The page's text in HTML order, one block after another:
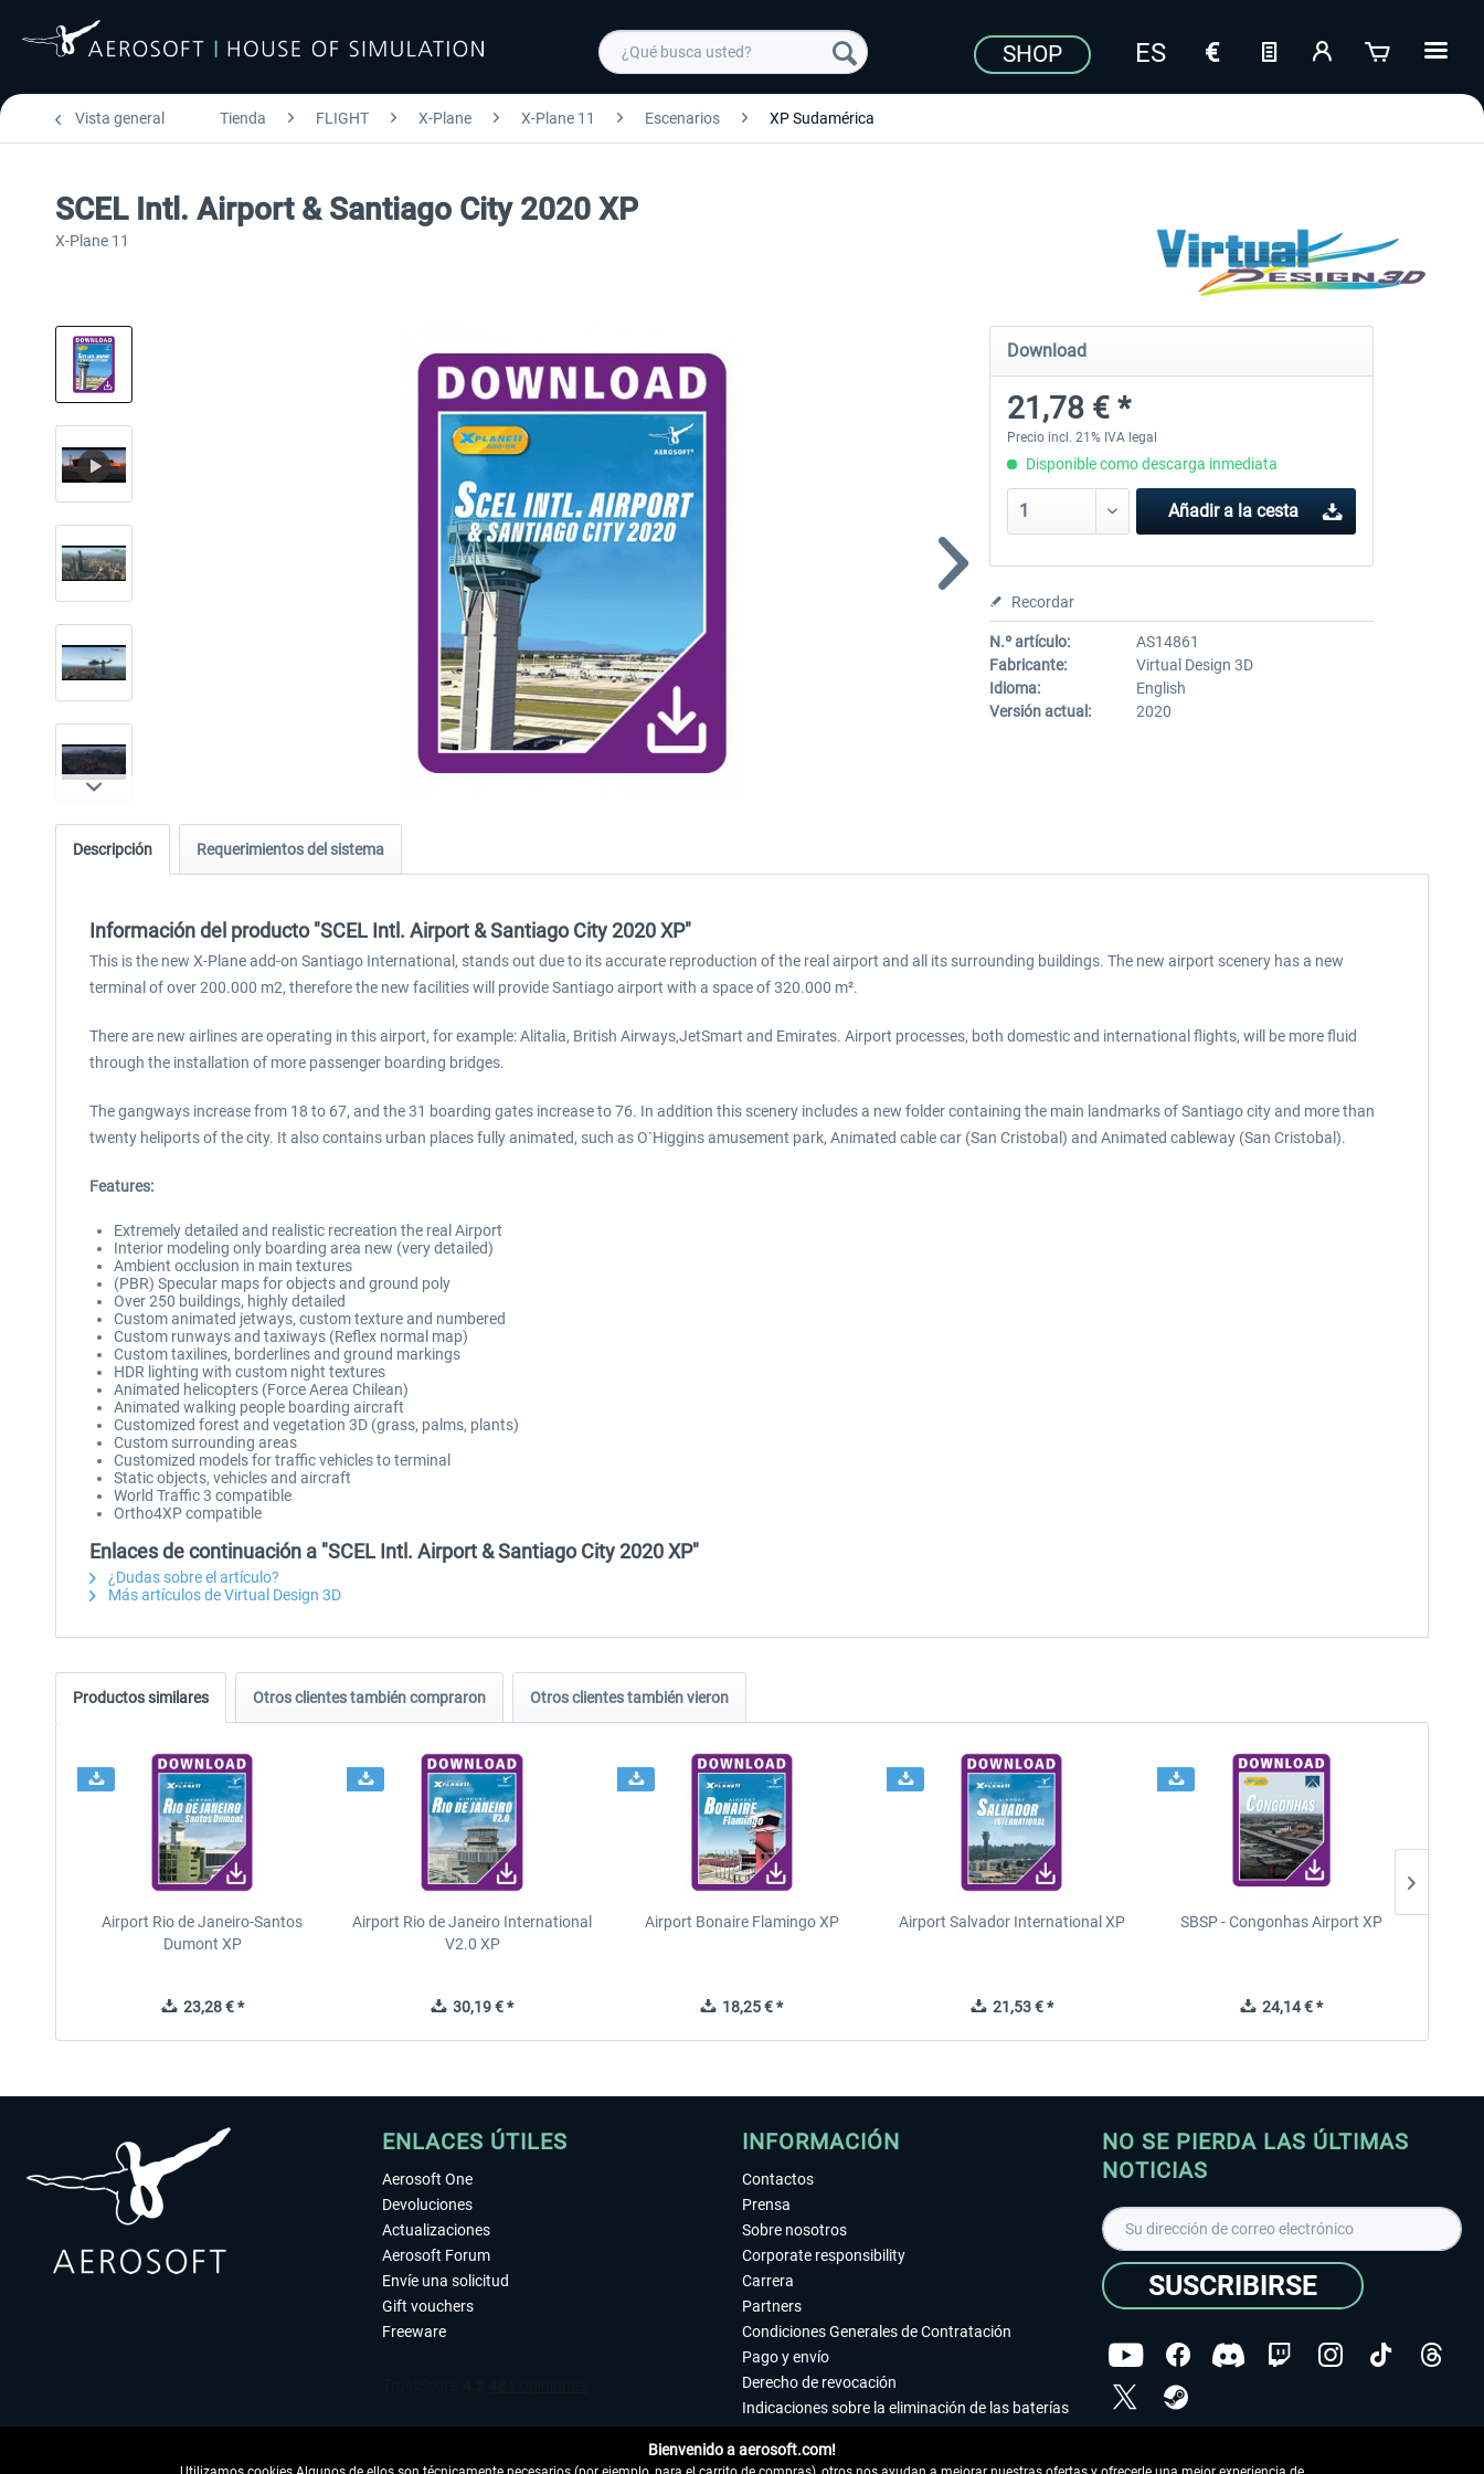
SHOP
Vista general Tienda FLIGHT X-Plane X-Plane 11 Escenarios XP Sudamérica
SCEL Intl. Airport & Santiago City 2020 XP
X-Plane 11
Download
21,78 € *
Precio incl. 21% IVA legal
Disponible como descarga inmediata
Añadir a la cesta
Recordar
N.º artículo:
AS14861
Fabricante:
Virtual Design 3D
Idioma:
English
Versión actual:
2020
Descripción Requerimientos del sistema
Información del producto "SCEL Intl. Airport & Santiago City 2020 XP"
This is the new X-Plane add-on Santiago International, stands out due to its accurate reproduction of the real airport and all its surrounding buildings. The new airport scenery has a new
terminal of over 200.000 m2, therefore the new facilities will provide Santiago airport with a space of 320.000 m².
There are new airlines are operating in this airport, for example: Alitalia, British Airways,JetSmart and Emirates. Airport processes, both domestic and international flights, will be more fluid
through the installation of more passenger boarding bridges.
The gangways increase from 18 to 67, and the 31 boarding gates increase to 76. In addition this scenery includes a new folder containing the main landmarks of Santiago city and more than
twenty heliports of the city. It also contains urban places fully animated, such as O`Higgins amusement park, Animated cable car (San Cristobal) and Animated cableway (San Cristobal).
Features:
Extremely detailed and realistic recreation the real Airport
Interior modeling only boarding area new (very detailed)
Ambient occlusion in main textures
(PBR) Specular maps for objects and ground poly
Over 250 buildings, highly detailed
Custom animated jetways, custom texture and numbered
Custom runways and taxiways (Reflex normal map)
Custom taxilines, borderlines and ground markings
HDR lighting with custom night textures
Animated helicopters (Force Aerea Chilean)
Animated walking people boarding aircraft
Customized forest and vegetation 3D (grass, palms, plants)
Custom surrounding areas
Customized models for traffic vehicles to terminal
Static objects, vehicles and aircraft
World Traffic 3 compatible
Ortho4XP compatible
Enlaces de continuación a "SCEL Intl. Airport & Santiago City 2020 XP"
¿Dudas sobre el artículo?
Más artículos de Virtual Design 3D
Productos similares Otros clientes también compraron Otros clientes también vieron
Airport Rio de Janeiro-Santos
Dumont XP
23,28 € *
Airport Rio de Janeiro International
V2.0 XP
30,19 € *
Airport Bonaire Flamingo XP
18,25 € *
Airport Salvador International XP
21,53 € *
SBSP - Congonhas Airport XP
24,14 € *
ENLACES ÚTILES
Aerosoft One
Devoluciones
Actualizaciones
Aerosoft Forum
Envíe una solicitud
Gift vouchers
Freeware
INFORMACIÓN
Contactos
Prensa
Sobre nosotros
Corporate responsibility
Carrera
Partners
Condiciones Generales de Contratación
Pago y envío
Derecho de revocación
Indicaciones sobre la eliminación de las baterías
Accesibilidad
NO SE PIERDA LAS ÚLTIMAS
NOTICIAS
SUSCRIBIRSE
Bienvenido a aerosoft.com!